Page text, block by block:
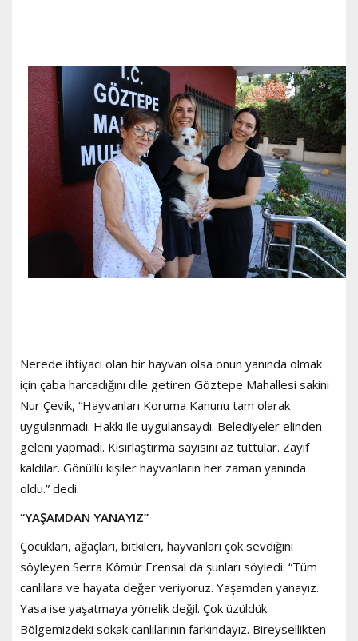
Nerede ihtiyacı olan bir hayvan olsa onun yanında olmak
için çaba harcadığını dile getiren Göztepe Mahallesi sakini
Nur Çevik, “Hayvanları Koruma Kanunu tam olarak
uygulanmadı. Hakkı ile uygulansaydı. Belediyeler elinden
geleni yapmadı. Kısırlaştırma sayısını az tuttular. Zayıf
kaldılar. Gönüllü kişiler hayvanların her zaman yanında
oldu.” dedi.
“YAŞAMDAN YANAYIZ”
Çocukları, ağaçları, bitkileri, hayvanları çok sevdiğini
söyleyen Serra Kömür Erensal da şunları söyledi: “Tüm
canlılara ve hayata değer veriyoruz. Yaşamdan yanayız.
Yasa ise yaşatmaya yönelik değil. Çok üzüldük.
Bölgemizdeki sokak canlılarının farkındayız. Bireysellikten